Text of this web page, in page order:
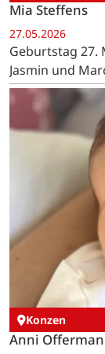
Mia Steffens
27.05.2026
Geburtstag 27.
Jasmin und
Konzen
Anni